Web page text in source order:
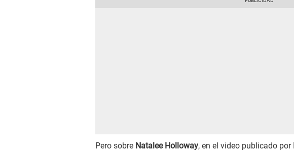
Pero sobre Natalee Holloway, en el video publicado por